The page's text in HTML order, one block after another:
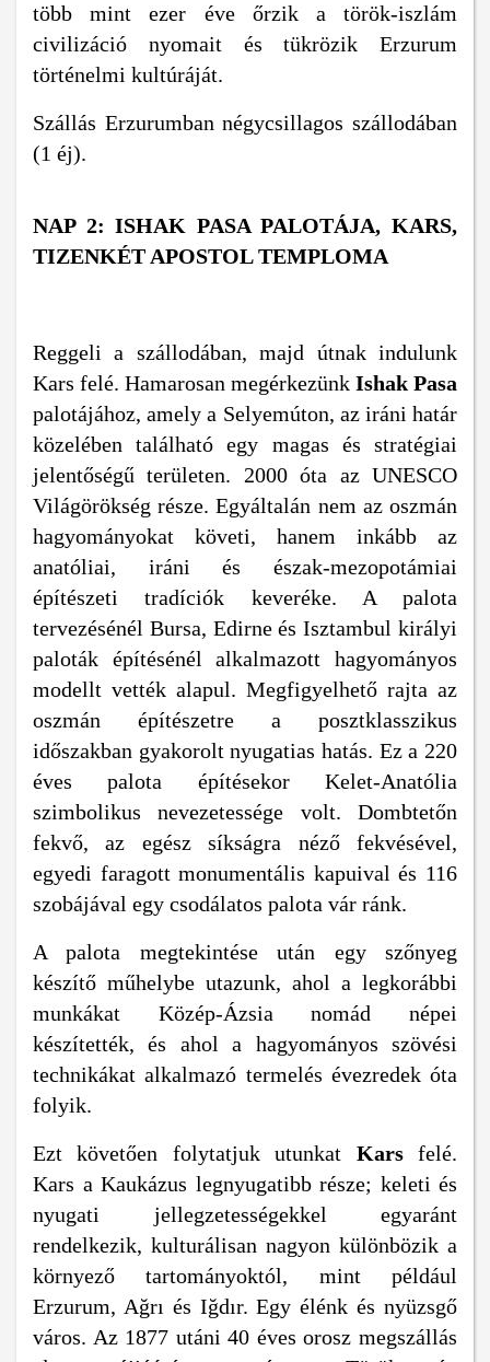
több mint ezer éve őrzik a török-iszlám
civilizáció nyomait és tükrözik Erzurum
történelmi kultúráját.
Szállás Erzurumban négycsillagos szállodában
(1 éj).
NAP 2: ISHAK PASA PALOTÁJA, KARS,
TIZENKÉT APOSTOL TEMPLOMA
Reggeli a szállodában, majd útnak indulunk
Kars felé. Hamarosan megérkezünk Ishak Pasa
palotájához, amely a Selyemúton, az iráni határ
közelében található egy magas és stratégiai
jelentőségű területen. 2000 óta az UNESCO
Világörökség része. Egyáltalán nem az oszmán
hagyományokat követi, hanem inkább az
anatóliai, iráni és észak-mezopotámiai
építészeti tradíciók keveréke. A palota
tervezésénél Bursa, Edirne és Isztambul királyi
paloták építésénél alkalmazott hagyományos
modellt vették alapul. Megfigyelhető rajta az
oszmán építészetre a posztklasszikus
időszakban gyakorolt nyugatias hatás. Ez a 220
éves palota építésekor Kelet-Anatólia
szimbolikus nevezetessége volt. Dombtetőn
fekvő, az egész síkságra néző fekvésével,
egyedi faragott monumentális kapuival és 116
szobájával egy csodálatos palota vár ránk.
A palota megtekintése után egy szőnyeg
készítő műhelybe utazunk, ahol a legkorábbi
munkákat Közép-Ázsia nomád népei
készítették, és ahol a hagyományos szövési
technikákat alkalmazó termelés évezredek óta
folyik.
Ezt követően folytatjuk utunkat Karsfelé.
Kars a Kaukázus legnyugatibb része; keleti és
nyugati jellegzetességekkel egyaránt
rendelkezik, kulturálisan nagyon különbözik a
környező tartományoktól, mint például
Erzurum, Ağrı és Iğdır. Egy élénk és nyüzsgő
város. Az 1877 utáni 40 éves orosz megszállás